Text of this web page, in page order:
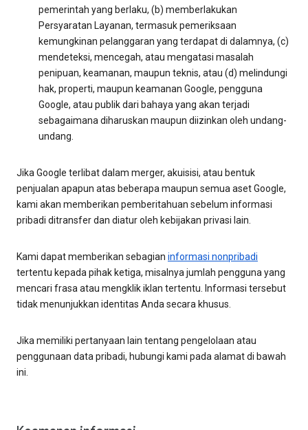
pemerintah yang berlaku, (b) memberlakukan
Persyaratan Layanan, termasuk pemeriksaan
kemungkinan pelanggaran yang terdapat di dalamnya, (c)
mendeteksi, mencegah, atau mengatasi masalah
penipuan, keamanan, maupun teknis, atau (d) melindungi
hak, properti, maupun keamanan Google, pengguna
Google, atau publik dari bahaya yang akan terjadi
sebagaimana diharuskan maupun diizinkan oleh undang-
undang.
Jika Google terlibat dalam merger, akuisisi, atau bentuk
penjualan apapun atas beberapa maupun semua aset Google,
kami akan memberikan pemberitahuan sebelum informasi
pribadi ditransfer dan diatur oleh kebijakan privasi lain.
Kami dapat memberikan sebagian informasi nonpribadi
tertentu kepada pihak ketiga, misalnya jumlah pengguna yang
mencari frasa atau mengklik iklan tertentu. Informasi tersebut
tidak menunjukkan identitas Anda secara khusus.
Jika memiliki pertanyaan lain tentang pengelolaan atau
penggunaan data pribadi, hubungi kami pada alamat di bawah
ini.